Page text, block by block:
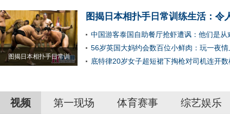
图揭日本相扑手日常训
图揭日本相扑手日常训练生活：令
中国游客泰国自助餐厅抢虾遭讽：他们是从
56岁英国大妈约会数百位小鲜肉：玩一夜情
底特律20岁女子超短裙下掏枪对司机连开数
视频 第一现场 体育赛事 综艺娱乐